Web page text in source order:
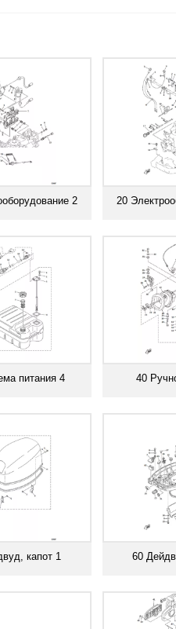
2 20
питания 4 40
капот 1 60